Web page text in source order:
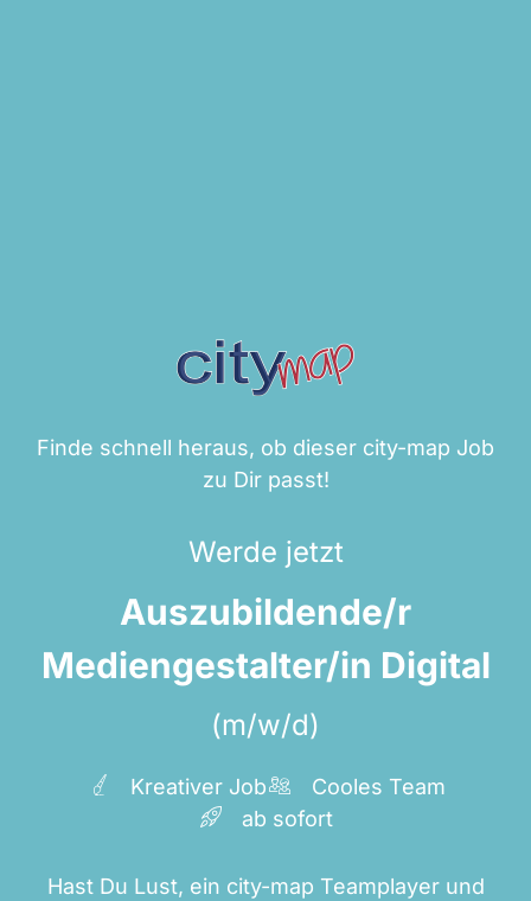
Finde schnell heraus, ob dieser city-map Job
zu Dir passt!
Werde jetzt
Auszubildende/r
Mediengestalter/in Digital
(m/w/d)
Kreativer Job
Cooles Team
ab sofort
Hast Du Lust, ein city-map Teamplayer und